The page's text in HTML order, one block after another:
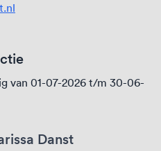
van 01-07-2026 t/m 30-06-
Danst